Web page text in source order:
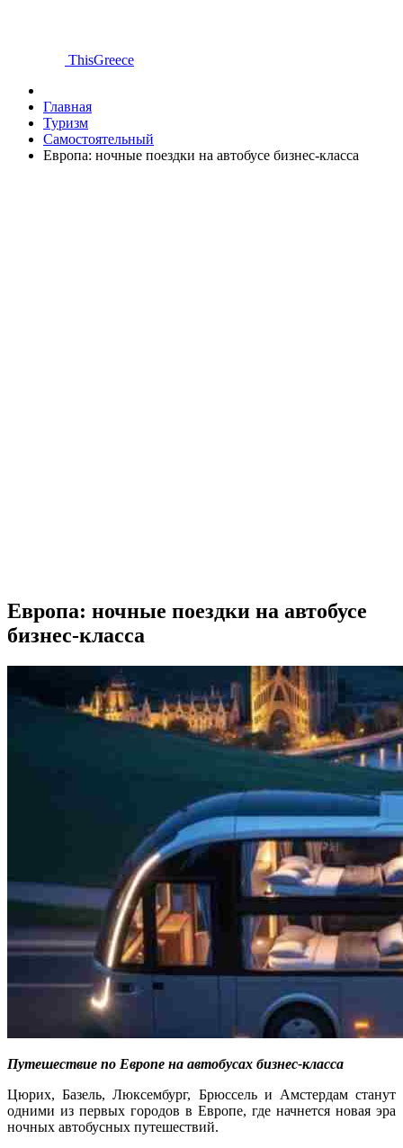
ThisGreece
Главная
Туризм
Самостоятельный
Европа: ночные поездки на автобусе бизнес-класса
Европа: ночные поездки на автобусе
бизнес-класса
Путешествие по Европе на автобусах бизнес-класса
Цюрих, Базель, Люксембург, Брюссель и Амстердам станут
одними из первых городов в Европе, где начнется новая эра
ночных автобусных путешествий.